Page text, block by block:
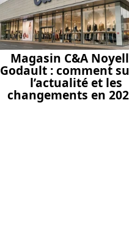
Magasin C&A
Godault : comment
l’actualité et les
changements en